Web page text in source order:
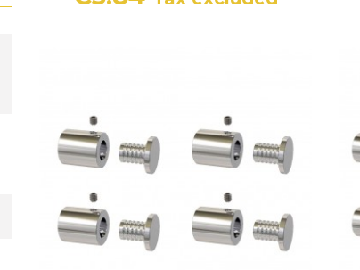
Price